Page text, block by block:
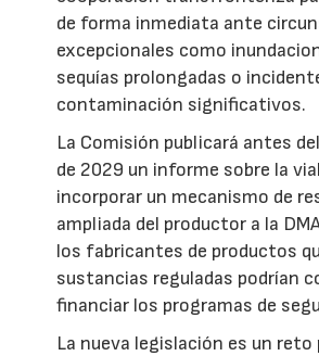
de forma inmediata ante
excepcionales como
sequías prolongadas o
contaminación significativos.
La Comisión publicará antes
de 2029 un informe sobre la
incorporar un mecanismo de
ampliada del productor a la
los fabricantes de productos
sustancias reguladas podrían
financiar los programas de
La nueva legislación es un reto